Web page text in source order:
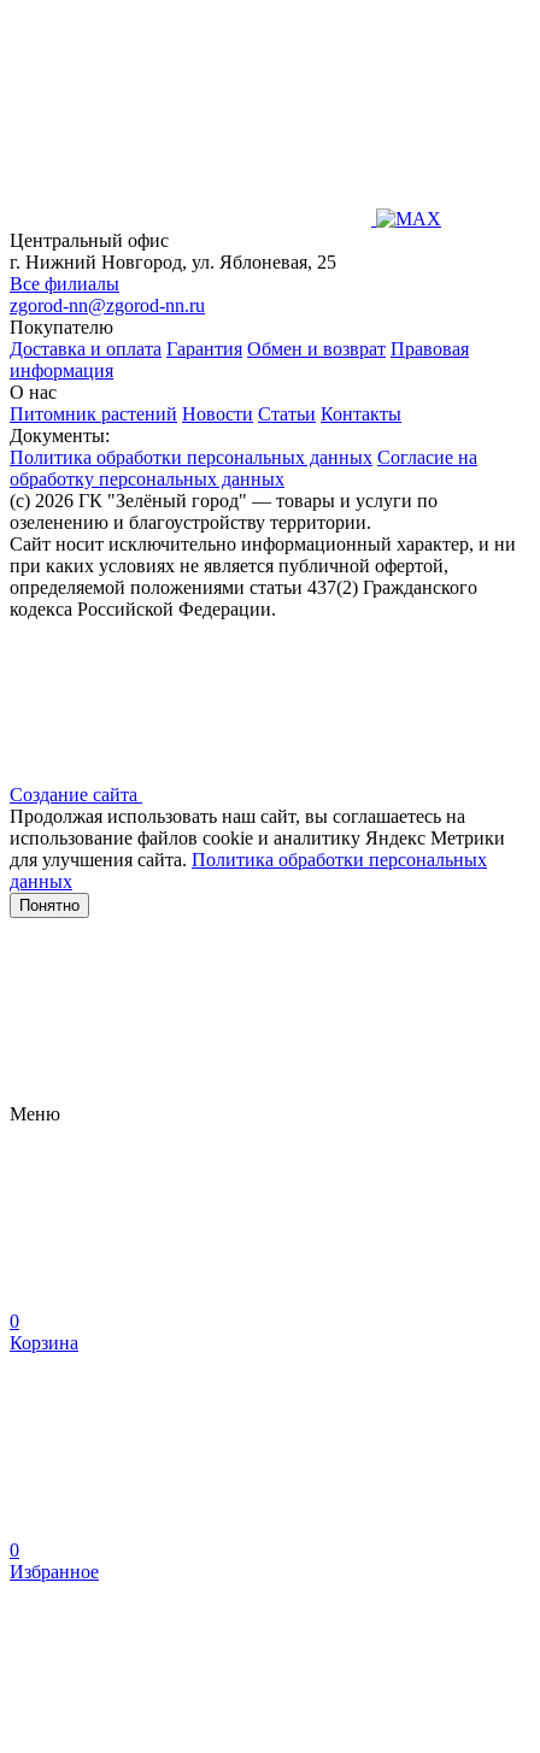
Центральный офис
г. Нижний Новгород, ул. Яблоневая, 25
Все филиалы
zgorod-nn@zgorod-nn.ru
Покупателю
Доставка и оплата Гарантия Обмен и возврат Правовая
информация
О нас
Питомник растений Новости Статьи Контакты
Документы:
Политика обработки персональных данных Согласие на
обработку персональных данных
(c) 2026 ГК "Зелёный город" — товары и услуги по
озеленению и благоустройству территории.
Сайт носит исключительно информационный характер, и ни
при каких условиях не является публичной офертой,
определяемой положениями статьи 437(2) Гражданского
кодекса Российской Федерации.
Создание сайта
Продолжая использовать наш сайт, вы соглашаетесь на
использование файлов сооkіе и аналитику Яндекс Метрики
для улучшения сайта. Политика обработки персональных
данных
Понятно
Меню
0
Корзина
0
Избранное